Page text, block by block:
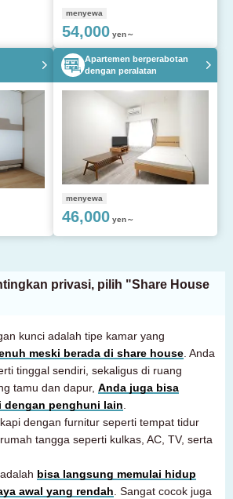
menyewa
54,000 yen～
Apartemen berperabotan
dengan peralatan
menyewa
46,000 yen～
privasi, pilih "Share House
kunci adalah tipe kamar yang
meski berada di share house . Anda
tinggal sendiri, sekaligus di ruang
tamu dan dapur, Anda juga bisa
dengan penghuni lain
dengan furnitur seperti tempat tidur
tangga seperti kulkas, AC, TV, serta
bisa langsung memulai hidup
awal yang rendah . Sangat cocok juga